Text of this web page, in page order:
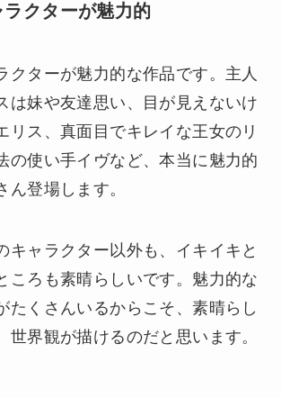
クターが魅力的
クターが魅力的な作品です。主人
は妹や友達思い、目が見えないけ
リス、真面目でキレイな王女のリ
の使い手イヴなど、本当に魅力的
ん登場します。
キャラクター以外も、イキイキと
ころも素晴らしいです。魅力的な
たくさんいるからこそ、素晴らし
世界観が描けるのだと思います。